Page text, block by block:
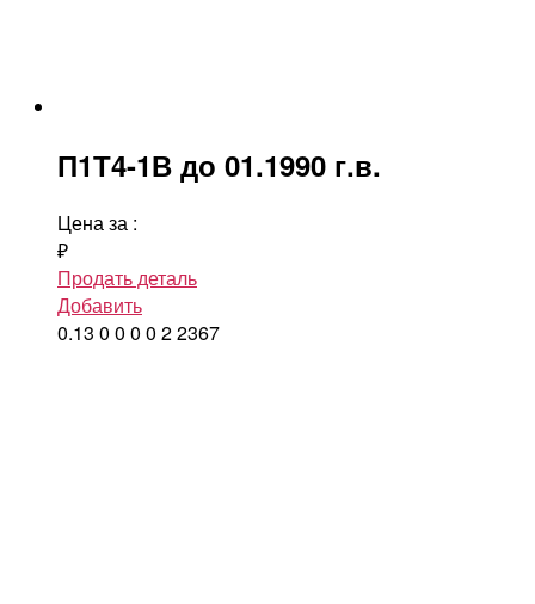
П1Т4-1В до 01.1990 г.в.
Цена за :
₽
Продать деталь
Добавить
0.13 0 0 0 0 22367